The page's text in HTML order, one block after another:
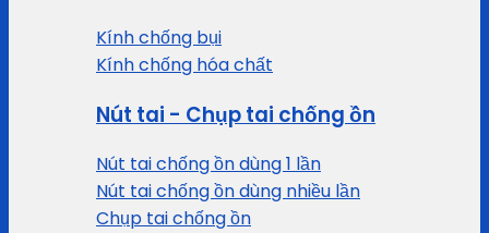
Kính chống bụi
Kính chống hóa chất
Nút tai - Chụp tai chống ồn
Nút tai chống ồn dùng 1 lần
Nút tai chống ồn dùng nhiều lần
Chụp tai chống ồn